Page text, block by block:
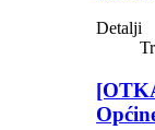
Detalji